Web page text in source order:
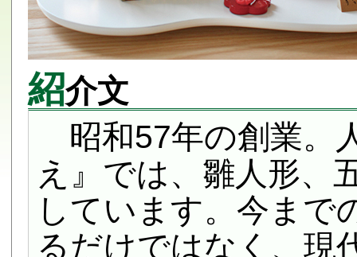
紹介文
昭和57年の創業。
え』では、雛人形、
しています。今まで
るだけではなく、現